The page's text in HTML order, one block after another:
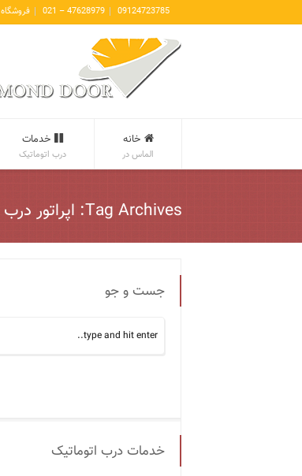
09124723785
47628979 – 021 فروشگاه
خانه
الماس در
خدمات
درب اتوماتیک
Tag Archives: اپراتور درب شیشه
جست و جو
خدمات درب اتوماتیک